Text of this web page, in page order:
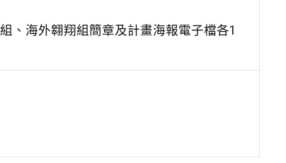
組、海外翱翔組簡章及計畫海報電子檔各1